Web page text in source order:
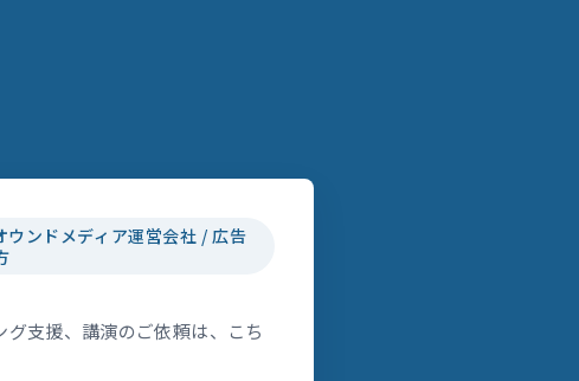
ンドメディア運営会社 / 広告
支援、講演のご依頼は、こち